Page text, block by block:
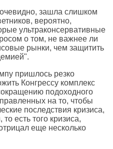
зашла слишком
вероятно,
ультраконсервативные
о том, не важнее ли
рынки, чем защитить
пришлось резко
Конгрессу комплекс
подоходного
на то, чтобы
последствия кризиса,
есть того кризиса,
еще несколько